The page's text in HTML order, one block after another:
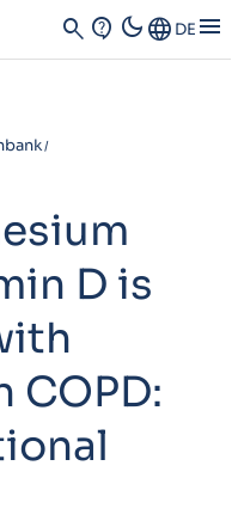
search contact_support dark_modeLanguage DE menu
D is
COPD: